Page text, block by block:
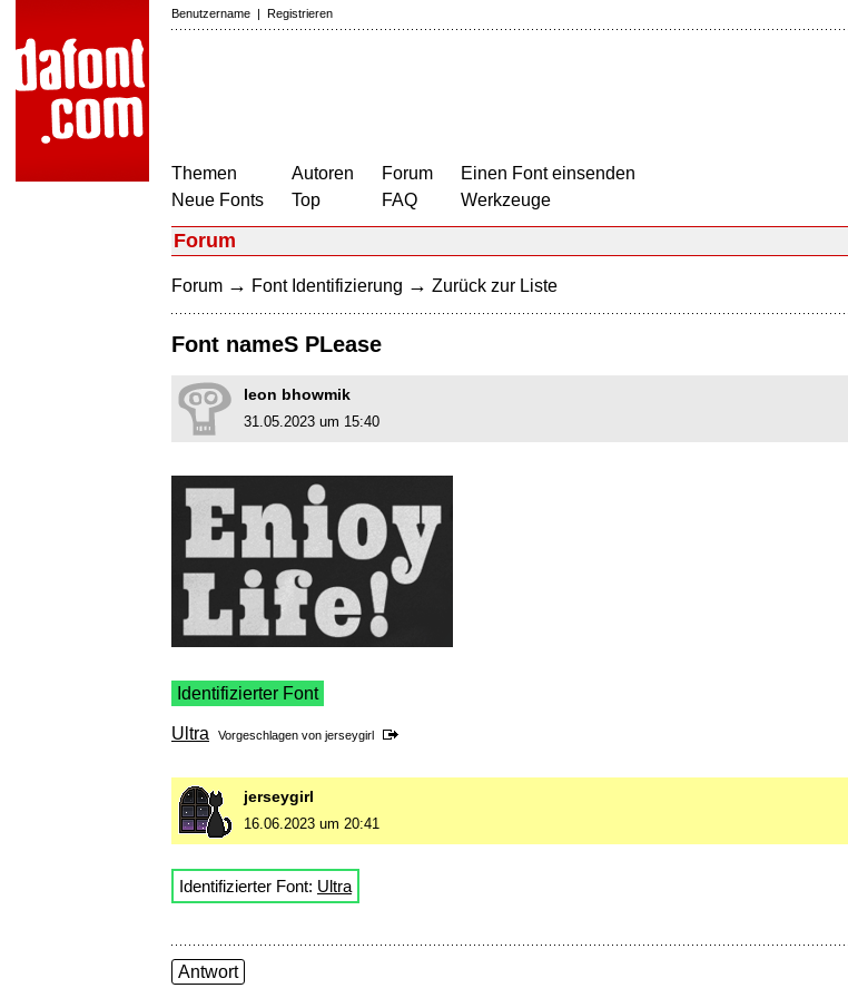
Benutzername | Registrieren
Themen
Neue Fonts
Autoren
Top
Forum
FAQ
Einen Font einsenden
Werkzeuge
Forum
Forum → Font Identifizierung → Zurück zur Liste
Font nameS PLease
leon bhowmik
31.05.2023 um 15:40
Identifizierter Font
Ultra Vorgeschlagen von jerseygirl
jerseygirl
16.06.2023 um 20:41
Identifizierter Font: Ultra
Antwort